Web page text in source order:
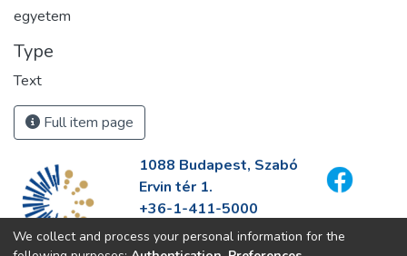
egyetem
Type
Text
Full item page
1088 Budapest, Szabó
Ervin tér 1.
+36-1-411-5000
info@fszek.hu
We collect and process your personal information for the